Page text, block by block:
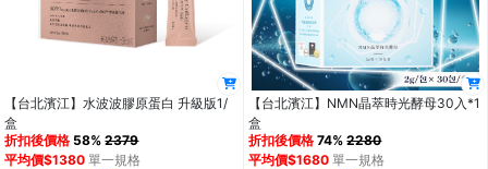
【台北濱江】水波波膠原蛋白 升級版1/
盒
折扣後價格 58%2379
平均價$1380 單一規格
【台北濱江】NMN晶萃時光酵母30入*1
盒
折扣後價格 74%2280
平均價$1680 單一規格